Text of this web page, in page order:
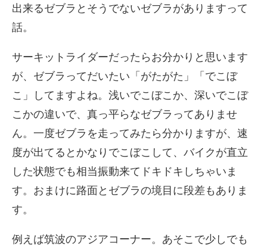
出来るゼブラとそうでないゼブラがありますって
話。
サーキットライダーだったらお分かりと思います
が、ゼブラってだいたい「がたがた」「でこぼ
こ」してますよね。浅いでこぼこか、深いでこぼ
こかの違いで、真っ平らなゼブラってありませ
ん。一度ゼブラを走ってみたら分かりますが、速
度が出てるとかなりでこぼこして、バイクが直立
した状態でも相当振動来てドキドキしちゃいま
す。おまけに路面とゼブラの境目に段差もありま
す。
例えば筑波のアジアコーナー。あそこで少しでも